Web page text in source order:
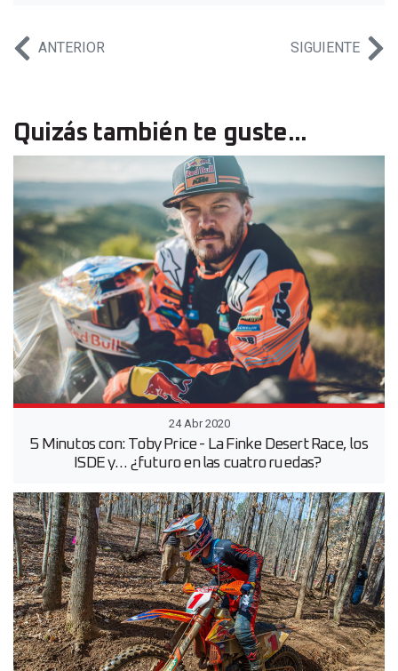
ANTERIOR SIGUIENTE
Quizás también te guste...
24 Abr 2020
5 Minutos con: Toby Price - La Finke Desert Race, los
ISDE y… ¿futuro en las cuatro ruedas?